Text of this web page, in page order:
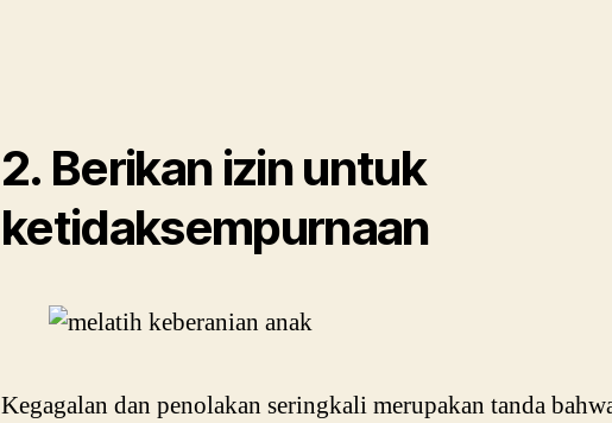
2. Berikan izin untuk
ketidaksempurnaan
Kegagalan dan penolakan seringkali merupakan tanda